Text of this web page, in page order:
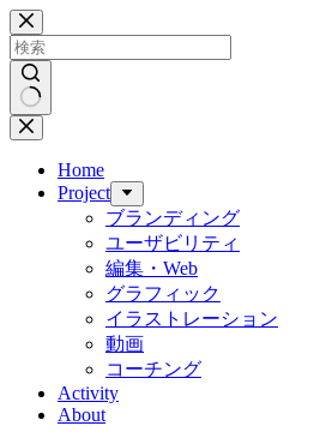
コ
ン
テ
ン
ツ
へ
結
Home
Project
ブランディング
ユーザビリティ
編集・Web
グラフィック
イラストレーション
動画
コーチング
Activity
About